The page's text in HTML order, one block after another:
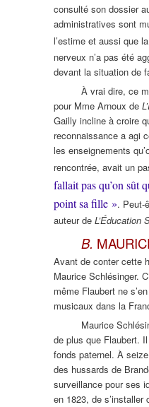
consulté son dossier
administratives sont
l’estime et aussi que
nerveux n’a pas été
devant la situation de
À vrai dire, ce
pour Mme Arnoux de
Gailly incline à croire
reconnaissance a agi
les enseignements
rencontrée, avait un
fallait pas qu’on sût
point sa fille ». Peut-
auteur de L’Éducation
B.
Avant de conter cette
Maurice Schlésinger.
même Flaubert ne
musicaux dans la
Maurice
de plus que Flaubert.
fonds paternel. À
des hussards de
surveillance pour ses
en 1823, de